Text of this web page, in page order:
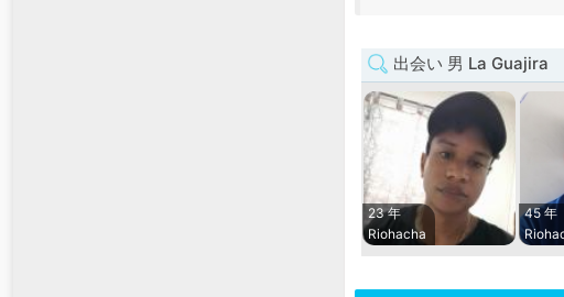
出会い 男 La Guajira
23 年
Riohacha
45 年